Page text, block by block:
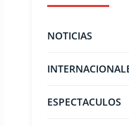
NOTICIAS
ESPECTACULOS